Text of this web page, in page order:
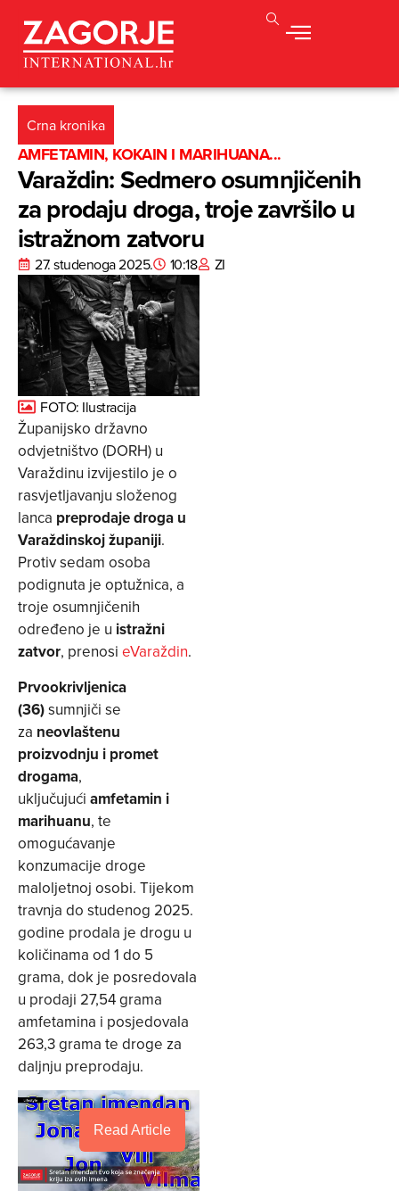
Crna kronika
AMFETAMIN, KOKAIN I MARIHUANA...
Varaždin: Sedmero osumnjičenih
za prodaju droga, troje završilo u
istražnom zatvoru
27. studenoga 2025. 10:18 ZI
FOTO: Ilustracija
Županijsko državno
odvjetništvo (DORH) u
Varaždinu izvijestilo je o
rasvjetljavanju složenog
lanca preprodaje droga u
Varaždinskoj županiji.
Protiv sedam osoba
podignuta je optužnica, a
troje osumnjičenih
određeno je u istražni
zatvor, prenosi eVaraždin.
Prvookrivljenica
(36)sumnjiči se
za neovlaštenu
proizvodnju i promet
drogama,
uključujući amfetamin i
marihuanu, te
omogućavanje
konzumacije droge
maloljetnoj osobi. Tijekom
travnja do studenog 2025.
godine prodala je drogu u
količinama od 1 do 5
grama, dok je posredovala
u prodaji 27,54 grama
amfetamina i posjedovala
263,3 grama te droge za
daljnju preprodaju.
Read Article